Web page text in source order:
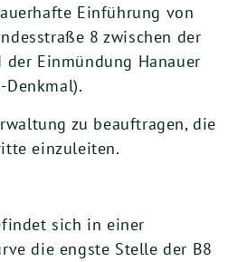
Einführung von
8 zwischen der
Einmündung Hanauer
Denkmal).
zu beauftragen, die
einzuleiten.
sich in einer
die engste Stelle der B8